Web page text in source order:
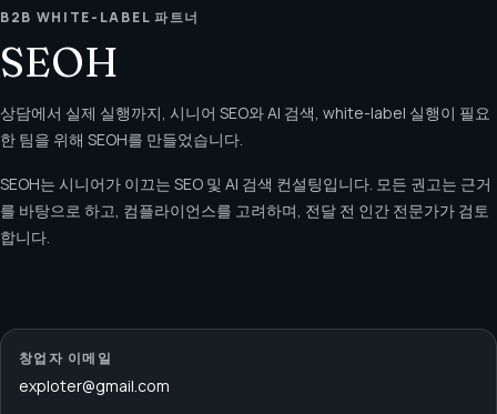
B2B WHITE-LABEL 파트너
SEOH
상담에서 실제 실행까지, 시니어 SEO와 AI 검색, white-label 실행이 필요
한 팀을 위해 SEOH를 만들었습니다.
SEOH는 시니어가 이끄는 SEO 및 AI 검색 컨설팅입니다. 모든 권고는 근거
를 바탕으로 하고, 컴플라이언스를 고려하며, 전달 전 인간 전문가가 검토
합니다.
창업자 이메일
exploter@gmail.com